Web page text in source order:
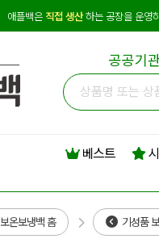
애플백은 직접 생산하는 공장을 운영
공공기
베스트
보온보냉백 홈 기성품